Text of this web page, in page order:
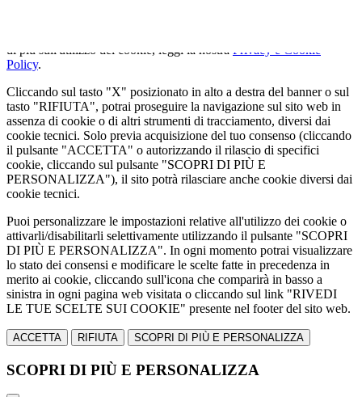
di più sull'utilizzo dei cookie, leggi la nostra Privacy e Cookie
Policy.
Cliccando sul tasto "X" posizionato in alto a destra del banner o sul
tasto "RIFIUTA", potrai proseguire la navigazione sul sito web in
assenza di cookie o di altri strumenti di tracciamento, diversi dai
cookie tecnici. Solo previa acquisizione del tuo consenso (cliccando
il pulsante "ACCETTA" o autorizzando il rilascio di specifici
cookie, cliccando sul pulsante "SCOPRI DI PIÙ E
PERSONALIZZA"), il sito potrà rilasciare anche cookie diversi dai
cookie tecnici.
Puoi personalizzare le impostazioni relative all'utilizzo dei cookie o
attivarli/disabilitarli selettivamente utilizzando il pulsante "SCOPRI
DI PIÙ E PERSONALIZZA". In ogni momento potrai visualizzare
lo stato dei consensi e modificare le scelte fatte in precedenza in
merito ai cookie, cliccando sull'icona che comparirà in basso a
sinistra in ogni pagina web visitata o cliccando sul link "RIVEDI
LE TUE SCELTE SUI COOKIE" presente nel footer del sito web.
ACCETTA RIFIUTA SCOPRI DI PIÙ E PERSONALIZZA
SCOPRI DI PIÙ E PERSONALIZZA